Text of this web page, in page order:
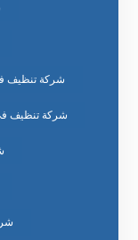
شركة تنظيف
شركة تنظيف